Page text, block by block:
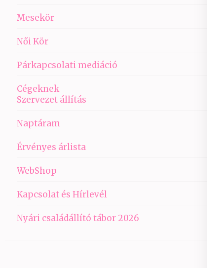
Mesekör
Női Kör
Párkapcsolati mediáció
Cégeknek
Szervezet állítás
Naptáram
Érvényes árlista
WebShop
Kapcsolat és Hírlevél
Nyári családállító tábor 2026